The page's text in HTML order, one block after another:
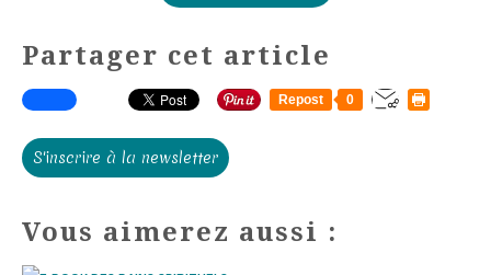
Partager cet article
Repost 0
S'inscrire à la newsletter
Vous aimerez aussi :